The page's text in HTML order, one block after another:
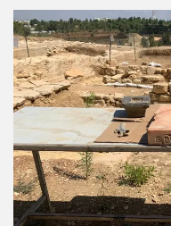
Benjamin Netanyahu faz